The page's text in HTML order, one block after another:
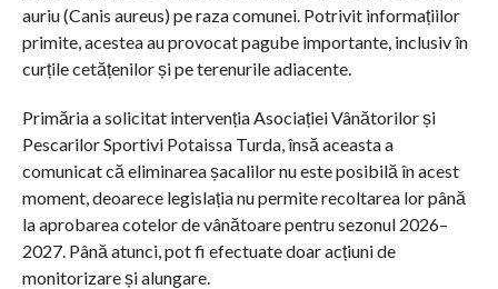
auriu (Canis aureus) pe raza comunei. Potrivit informațiilor
primite, acestea au provocat pagube importante, inclusiv în
curțile cetățenilor și pe terenurile adiacente.
Primăria a solicitat intervenția Asociației Vânătorilor și
Pescarilor Sportivi Potaissa Turda, însă aceasta a
comunicat că eliminarea șacalilor nu este posibilă în acest
moment, deoarece legislația nu permite recoltarea lor până
la aprobarea cotelor de vânătoare pentru sezonul 2026–
2027. Până atunci, pot fi efectuate doar acțiuni de
monitorizare și alungare.